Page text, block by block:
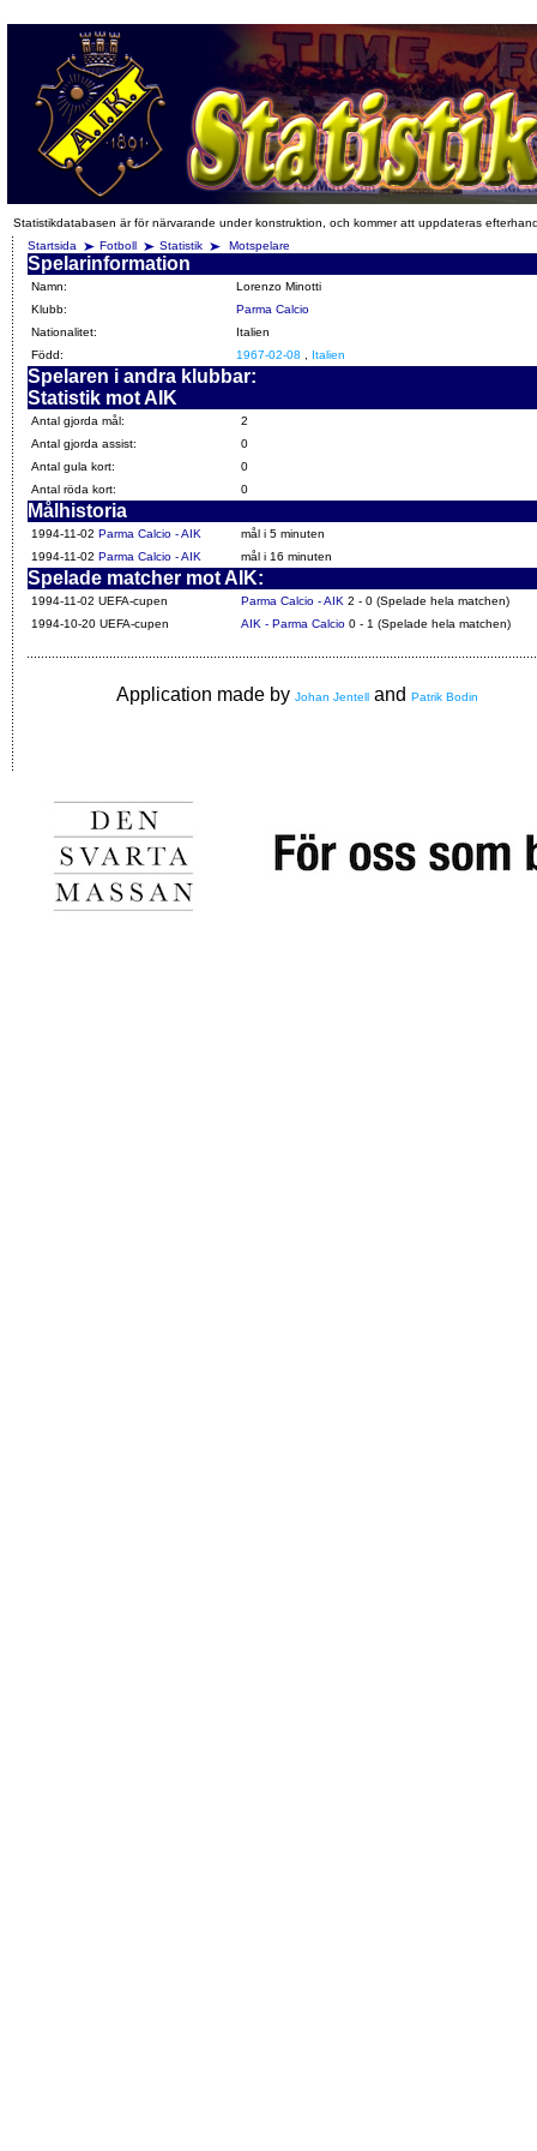
Statistikdatabasen är för närvarande under konstruktion, och kommer att uppdateras
Startsida
Fotboll Statistik Motspelare
Spelarinformation
Namn:
Lorenzo Minotti
Klubb:
Parma Calcio
Nationalitet:
Italien
Född:
1967-02-08 Italien
Spelaren i andra klubbar:
Statistik mot AIK
Antal gjorda mål:
2
Antal gjorda assist:
0
Antal gula kort:
0
Antal röda kort:
0
Målhistoria
1994-11-02 Parma Calcio - AIK
mål i 5 minuten
1994-11-02 Parma Calcio - AIK mål i 16 minuten
Spelade matcher mot AIK:
1994-11-02 UEFA-cupen Parma Calcio - AIK 2 - 0 (Spelade hela matchen)
1994-10-20 UEFA-cupen
AIK - Parma Calcio 0 - 1 (Spelade hela matchen)
Application made by Johan Jentell and Patrik Bodin